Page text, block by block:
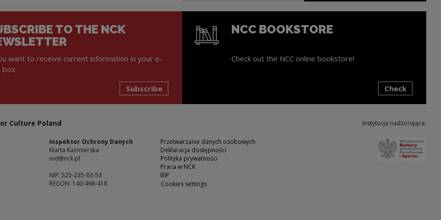
TO THE NCK
want to receive current information in your e-
box.
Subscribe
NCC BOOKSTORE
Check out the NCC online bookstore!
Check
Culture Poland
Inspektor Ochrony Danych
Marta Kaźmierska
iod@nck.pl
NIP: 525-235-83-53
REGON: 140-468-418
Przetwarzanie danych osobowych
Deklaracja dostępności
Polityka prywatności
Praca w NCK
BIP
Cookies settings
Instytucja nadzorująca: